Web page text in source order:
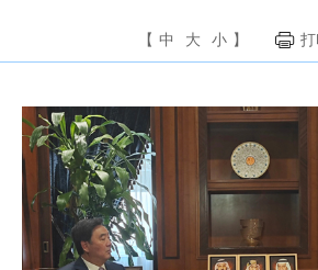
【 中 大 小 】